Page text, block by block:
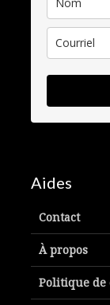
Aides
Contact
À propos
Politique